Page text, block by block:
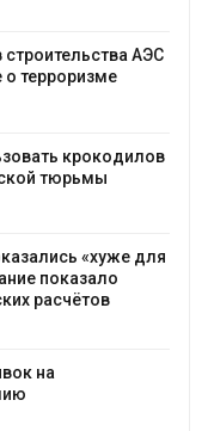
строительства АЭС
о терроризме
крокодилов
тюрьмы
«хуже для
показало
расчётов
на